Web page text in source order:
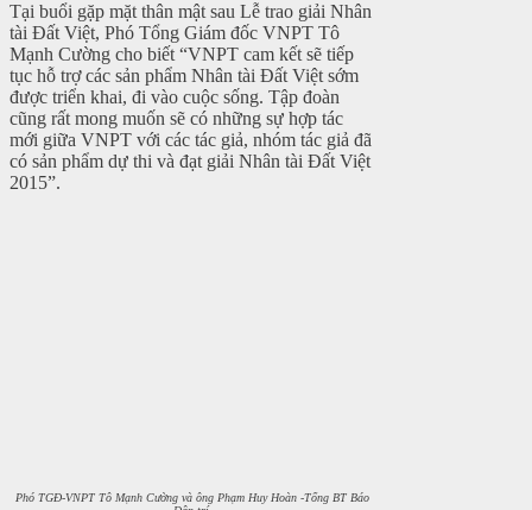
Tại buổi gặp mặt thân mật sau Lễ trao giải Nhân
tài Đất Việt, Phó Tổng Giám đốc VNPT Tô
Mạnh Cường cho biết “VNPT cam kết sẽ tiếp
tục hỗ trợ các sản phẩm Nhân tài Đất Việt sớm
được triển khai, đi vào cuộc sống. Tập đoàn
cũng rất mong muốn sẽ có những sự hợp tác
mới giữa VNPT với các tác giả, nhóm tác giả đã
có sản phẩm dự thi và đạt giải Nhân tài Đất Việt
2015”.
Phó TGĐ-VNPT Tô Mạnh Cường và ông Phạm Huy Hoàn -Tổng BT Báo